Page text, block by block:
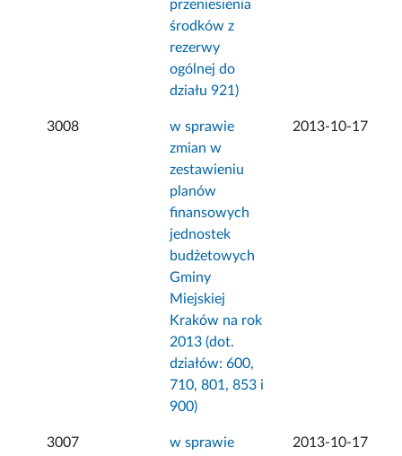
przeniesienia
środków z
rezerwy
ogólnej do
działu 921)
3008
w sprawie
zmian w
zestawieniu
planów
finansowych
jednostek
budżetowych
Gminy
Miejskiej
Kraków na rok
2013 (dot.
działów: 600,
710, 801, 853 i
900)
2013-10-17
3007
w sprawie
2013-10-17